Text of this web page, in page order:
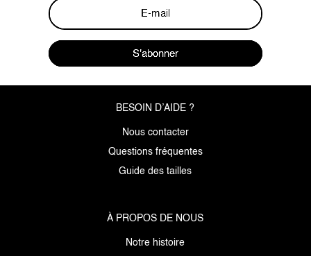
S'abonner
BESOIN D’AIDE ?
Nous contacter
Questions fréquentes
Guide des tailles
À PROPOS DE NOUS
Notre histoire